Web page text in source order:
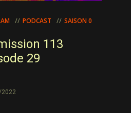
PODCAST
SAISON 0
113
29